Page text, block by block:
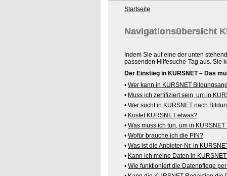
Startseite
Navigationsübersicht
Indem Sie auf eine der unten
passenden Hilfesuche-Tag aus. Sie
Der Einstieg in KURSNET – Das
• Wer kann in KURSNET
• Muss ich zertifiziert sein, um in
• Wer sucht in KURSNET nach
• Kostet KURSNET etwas?
• Was muss ich tun, um in
• Wofür brauche ich die PIN?
• Was ist die Anbieter-Nr. in
• Kann ich meine Daten in
• Wie funktioniert die Datenpflege